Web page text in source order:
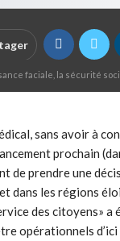
faciale, la sécurité
sans avoir à
prochain
prendre une
les régions
des citoyens»
opérationnels